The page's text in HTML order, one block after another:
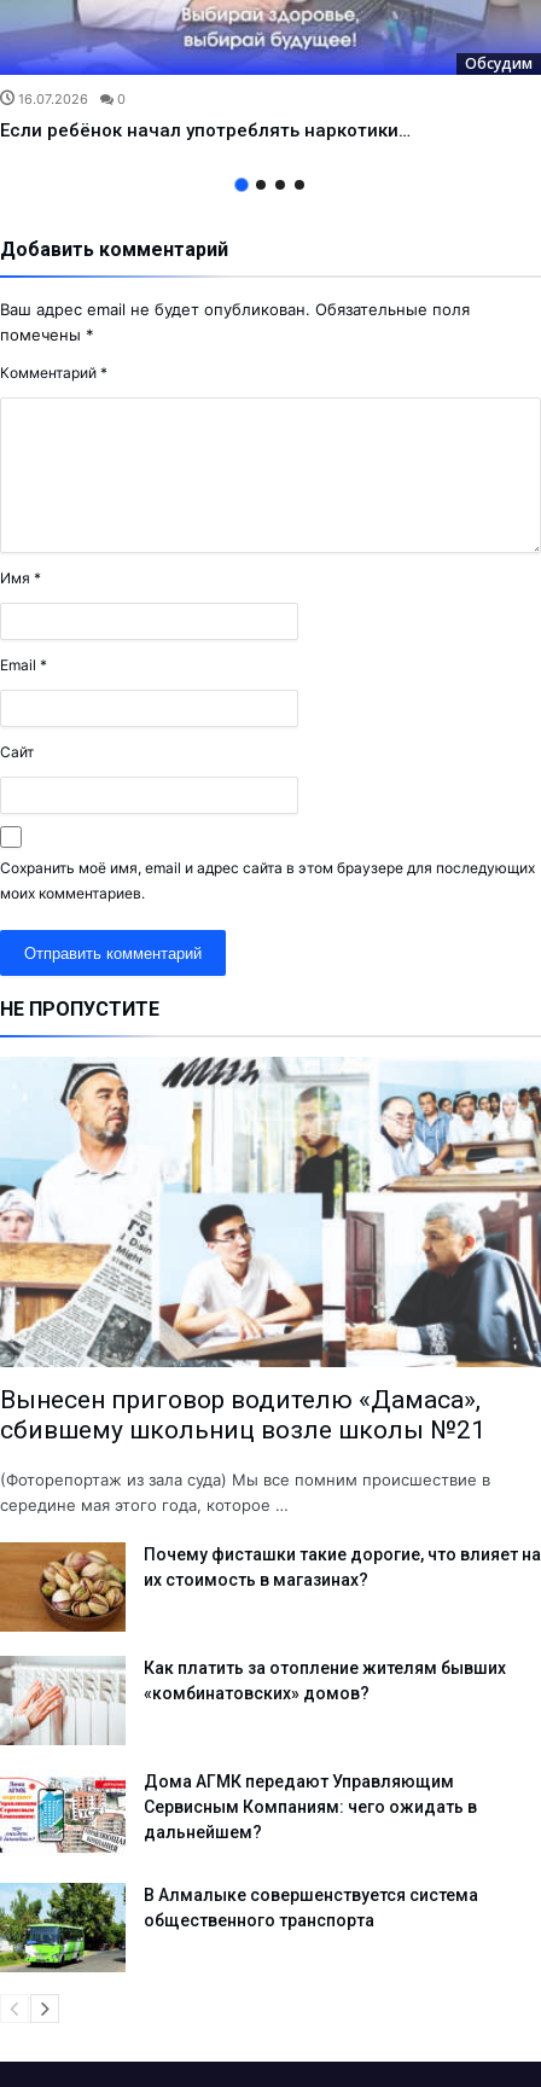
Обсудим
16.07.2026 0
Если ребёнок начал употреблять наркотики…
Добавить комментарий
Ваш адрес email не будет опубликован. Обязательные поля
помечены *
Комментарий *
Имя *
Email *
Сайт
Сохранить моё имя, email и адрес сайта в этом браузере для последующих
моих комментариев.
НЕ ПРОПУСТИТЕ
Вынесен приговор водителю «Дамаса»,
сбившему школьниц возле школы №21
(Фоторепортаж из зала суда) Мы все помним происшествие в
середине мая этого года, которое …
Почему фисташки такие дорогие, что влияет на
их стоимость в магазинах?
Как платить за отопление жителям бывших
«комбинатовских» домов?
Дома АГМК передают Управляющим
Сервисным Компаниям: чего ожидать в
дальнейшем?
В Алмалыке совершенствуется система
общественного транспорта